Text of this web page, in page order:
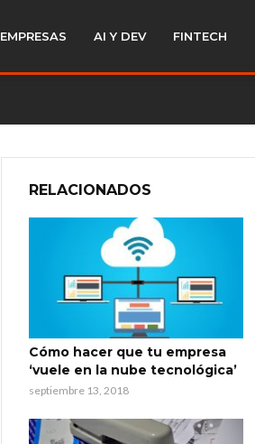
EMPRESAS AI Y DEV FINTECH
RELACIONADOS
Cómo hacer que tu empresa
‘vuele en la nube tecnológica’
septiembre 13, 2018